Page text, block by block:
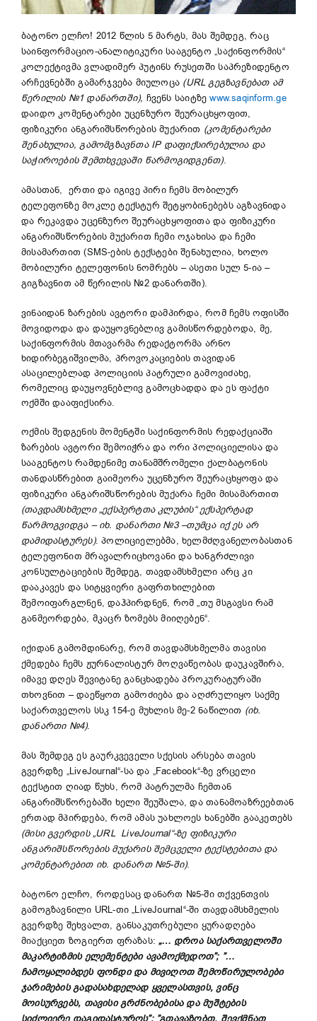
ბატონო ელჩო! 2012 წლის 5 მარტს, მას შემდეგ, რაც
საინფორმაციო-ანალიტიკური სააგენტო „საქინფორმის“
კოლექტივმა ვლადიმერ პუტინს რუსეთში საპრეზიდენტო
არჩევნებში გამარჯვება მიულოცა (URLგეგზავნებათ ამ
წერილის№1 დანართში), ჩვენს საიტზეwww.saqinform.ge
დაიდო კომენტარები უცენზურო შეურაცხყოფით,
ფიზიკური ანგარიშსწორების მუქარით (კომენტარები
შენახულია, გამომგზავნთა IPდაფიქსირებულია და
საჭიროების შემთხვევაში წარმოგიდგენთ).
ამასთან, ერთი და იგივე პირი ჩემს მობილურ
ტელეფონზე მოკლე ტექსტურ შეტყობინებებს აგზავნიდა
და რეკავდა უცენზურო შეურაცხყოფითა და ფიზიკური
ანგარიშსწორების მუქარით ჩემი ოჯახისა და ჩემი
მისამართით (SMS-ების ტექსტები შენახულია, ხოლო
მობილური ტელეფონის ნომრებს – ასეთი სულ 5-ია –
გიგზავნით ამ წერილის №2 დანართში).
ვინაიდან ზარების ავტორი დამპირდა, რომ ჩემს ოფისში
მოვიდოდა და დაუყოვნებლივ გამისწორდებოდა, მე,
საქინფორმის მთავარმა რედაქტორმა არნო
ხიდირბეგიშვილმა, პროვოკაციების თავიდან
ასაცილებლად პოლიციის პატრული გამოვიძახე,
რომელიც დაუყოვნებლივ გამოცხადდა და ეს ფაქტი
ოქმში დააფიქსირა.
ოქმის შედგენის მომენტში საქინფორმის რედაქციაში
ზარების ავტორი შემოიჭრა და ორი პოლიციელისა და
სააგენტოს რამდენიმე თანამშრომელი ქალბატონის
თანდასწრებით გაიმეორა უცენზურო შეურაცხყოფა და
ფიზიკური ანგარიშსწორების მუქარა ჩემი მისამართით
(თავდამსხმელი„ექსპერტთა კლუბის“ექსპერტად
წარმოგვიდგა – იხ. დანართი №3–თუმცა იქ ეს არ
დამიდასტურეს). პოლიციელებმა, ხელმძღვანელობასთან
ტელეფონით მრავალრიცხოვანი და ხანგრძლივი
კონსულტაციების შემდეგ, თავდამსხმელი არც კი
დააკავეს და სიტყვიერი გაფრთხილებით
შემოიფარგლნენ, დაჰპირდნენ, რომ „თუ მსგავსი რამ
განმეორდება, მკაცრ ზომებს მიიღებენ“.
იქიდან გამომდინარე, რომ თავდამსხმელმა თავისი
ქმედება ჩემს ჟურნალისტურ მოღვაწეობას დაუკავშირა,
იმავე დღეს შევიტანე განცხადება პროკურატურაში
თხოვნით – დაეწყოთ გამოძიება და აღძრულიყო საქმე
საქართველოს სსკ 154-ე მუხლის მე-2 ნაწილით (იხ.
დანართი №4).
მას შემდეგ ეს გაურკვეველი სქესის არსება თავის
გვერდზე „LiveJournal“-სა და „Facebook“-ზე ვრცელი
ტექსტით ღიად წუხს, რომ პატრულმა ჩემთან
ანგარიშსწორებაში ხელი შეუშალა, და თანამოაზრეებთან
ერთად მპირდება, რომ ამას უახლოეს ხანებში გააკეთებს
(მისი გვერდის„URL LiveJournal“-ზე ფიზიკური
ანგარიშსწორების მუქარის შემცველი ტექსტებითა და
კომენტარებით იხ. დანართ №5-ში).
ბატონო ელჩო, როდესაც დანართ №5-ში თქვენთვის
გამოგზავნილი URL-თი „LiveJournal“-ში თავდამსხმელის
გვერდზე შეხვალთ, განსაკუთრებული ყურადღება
მიაქციეთ ზოგიერთ ფრაზას:„… დროა საქართველოში
მაკარტიზმის ელემენტები ავამოქმედოთ”; ”…
ჩამოყალიბდეს ფონდი და მივიღოთ შემოწირულობები
ჯარიმების გადასახდელად ყველასთვის, ვინც
მოისურვებს, თავისი გრძნობებისა და მუშტების